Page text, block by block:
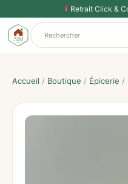
contenu
Retrait Click &
Accueil / Boutique / Épicerie /